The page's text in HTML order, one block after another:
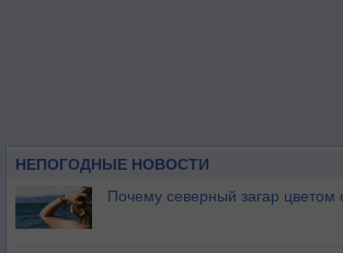
НЕПОГОДНЫЕ НОВОСТИ
Почему северный загар цветом